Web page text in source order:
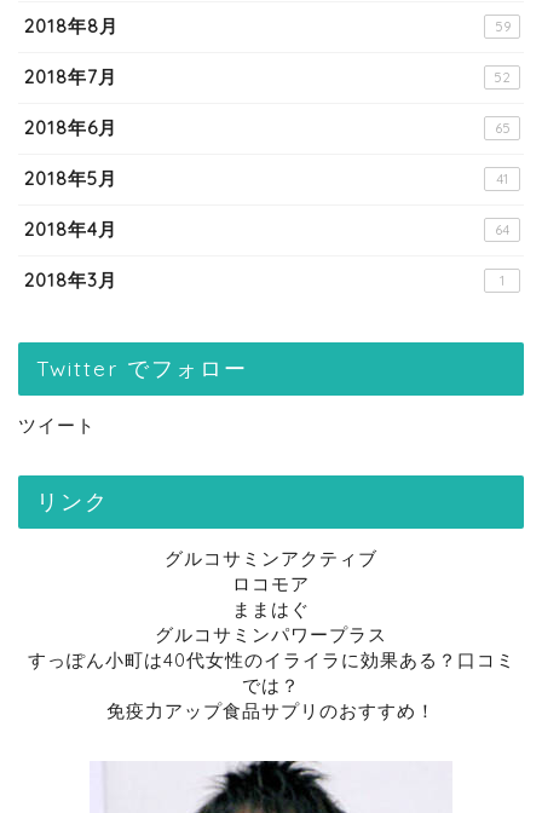
2018年8月 59
2018年7月 52
2018年6月 65
2018年5月 41
2018年4月 64
2018年3月 1
Twitter でフォロー
ツイート
リンク
グルコサミンアクティブ
ロコモア
ままはぐ
グルコサミンパワープラス
すっぽん小町は40代女性のイライラに効果ある？口コミ
では？
免疫力アップ食品サプリのおすすめ！